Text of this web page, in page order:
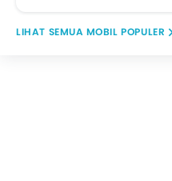
MOBIL POPULER